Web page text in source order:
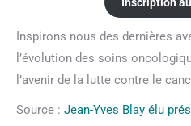
Inspirons nous des dernières
l’évolution des soins
l’avenir de la lutte contre le
Source : Jean-Yves Blay élu